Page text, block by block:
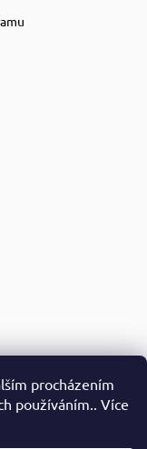
procházením
používáním.. Více